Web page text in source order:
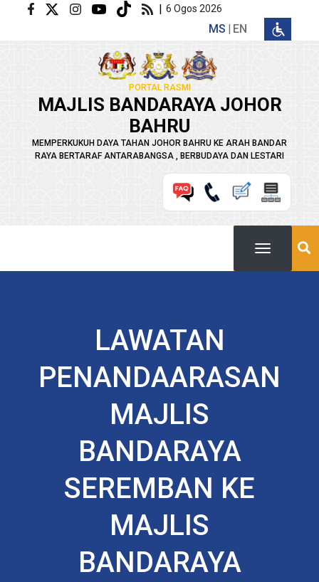
Langkau ke kandungan utama | 6 Ogos 2026
MS EN
PORTAL RASMI
MAJLIS BANDARAYA JOHOR
BAHRU
MEMPERKUKUH DAYA TAHAN JOHOR BAHRU KE ARAH BANDAR
RAYA BERTARAF ANTARABANGSA , BERBUDAYA DAN LESTARI
LAWATAN
PENANDAARASAN
MAJLIS
BANDARAYA
SEREMBAN KE
MAJLIS
BANDARAYA